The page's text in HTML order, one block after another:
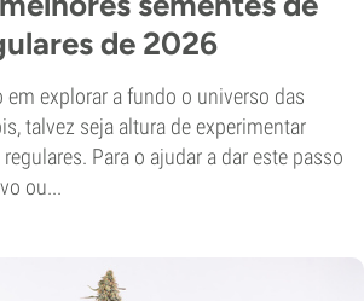
de 2026
em explorar a fundo o universo das
talvez seja altura de experimentar
Para o ajudar a dar este passo
ou...